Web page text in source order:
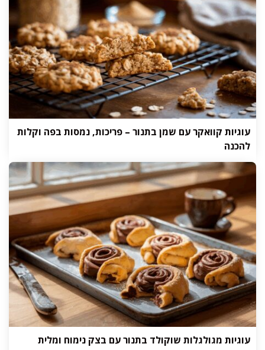
עוגיות קוואקר עם שמן בתנור – פריכות, נמסות בפה וקלות
להכנה
עוגיות מגולגלות שוקולד בתנור עם בצק נימוח ומלית